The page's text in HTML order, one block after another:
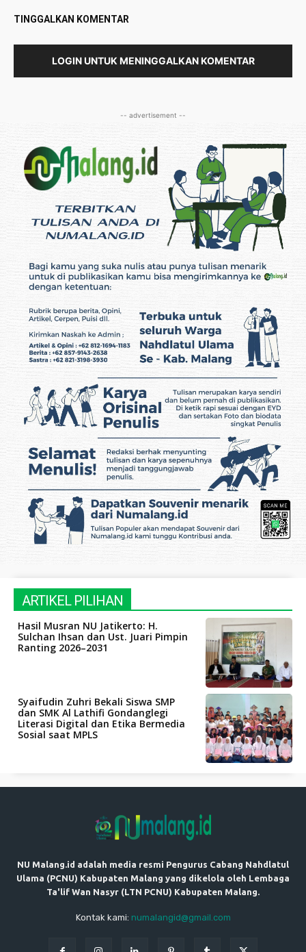
TINGGALKAN KOMENTAR
LOGIN UNTUK MENINGGALKAN KOMENTAR
-- advertisement --
ARTIKEL PILIHAN
Hasil Musran NU Jatikerto: H.
Sulchan Ihsan dan Ust. Juari Pimpin
Ranting 2026–2031
Syaifudin Zuhri Bekali Siswa SMP
dan SMK Al Lathifi Gondanglegi
Literasi Digital dan Etika Bermedia
Sosial saat MPLS
NU Malang.id adalah media resmi Pengurus Cabang Nahdlatul
Ulama (PCNU) Kabupaten Malang yang dikelola oleh Lembaga
Ta'lif Wan Nasyr (LTN PCNU) Kabupaten Malang.
Kontak kami: numalangid@gmail.com